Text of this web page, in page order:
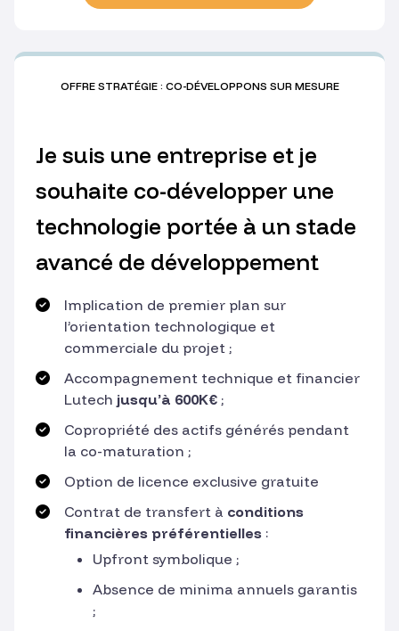
OFFRE STRATÉGIE : CO-DÉVELOPPONS SUR MESURE
Je suis une entreprise et je
souhaite co-développer une
technologie portée à un stade
avancé de développement
Implication de premier plan sur
l’orientation technologique et
commerciale du projet ;
Accompagnement technique et financier
Lutech jusqu’à 600K€ ;
Copropriété des actifs générés pendant
la co-maturation ;
Option de licence exclusive gratuite
Contrat de transfert à conditions
financières préférentielles :
Upfront symbolique ;
Absence de minima annuels garantis
;